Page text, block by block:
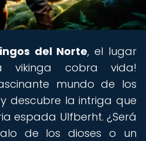
del Norte, el lugar
vikinga cobra vida!
mundo de los
descubre la intriga que
espada Ulfberht. ¿Será
de los dioses o un